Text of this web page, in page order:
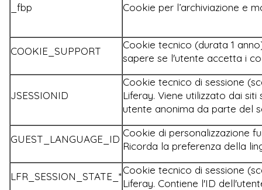
_fbp Cookie per l’archiviazione e
COOKIE_SUPPORT
Cookie tecnico (durata 1
sapere se l'utente accetta i
JSESSIONID
Cookie tecnico di sessione
Liferay. Viene utilizzato dai
utente anonima da parte del
GUEST_LANGUAGE_ID
Cookie di personalizzazione
Ricorda la preferenza della
LFR_SESSION_STATE_*
Cookie tecnico di sessione
Liferay. Contiene l'ID